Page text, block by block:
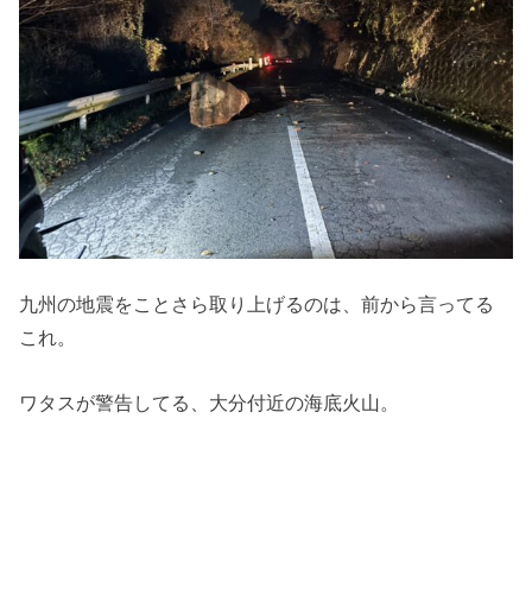
九州の地震をことさら取り上げるのは、前から言ってる
これ。
ワタスが警告してる、大分付近の海底火山。